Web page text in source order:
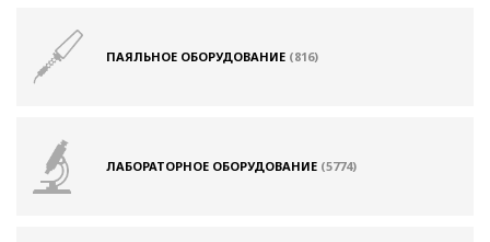
ПАЯЛЬНОЕ ОБОРУДОВАНИЕ (816)
ЛАБОРАТОРНОЕ ОБОРУДОВАНИЕ (5774)